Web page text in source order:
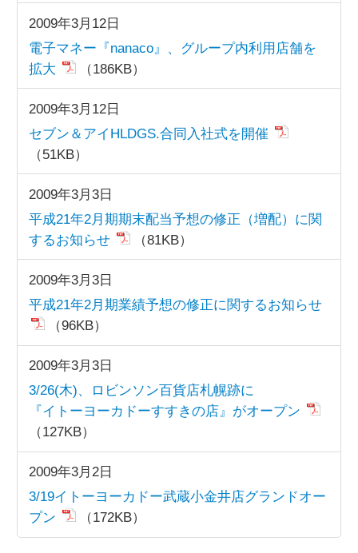
2009年3月12日
電子マネー『nanaco』、グループ内利用店舗を
拡大
（186KB）
2009年3月12日
セブン＆アイ HLDGS.合同入社式を開催
（51KB）
2009年3月3日
平成21年2月期期末配当予想の修正（増配）に関
するお知らせ
（81KB）
2009年3月3日
平成21年2月期業績予想の修正に関するお知らせ
（96KB）
2009年3月3日
3/26(木)、ロビンソン百貨店札幌跡に
『イトーヨーカドーすすきの店』がオープン
（127KB）
2009年3月2日
3/19イトーヨーカドー武蔵小金井店グランドオー
プン
（172KB）